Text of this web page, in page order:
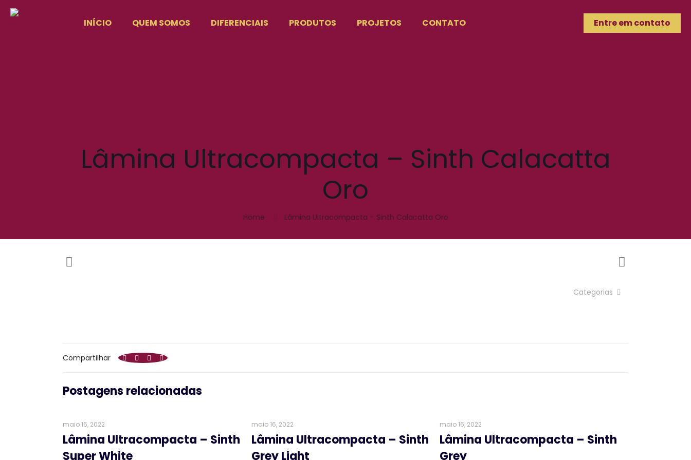
INÍCIO QUEM SOMOS DIFERENCIAIS PRODUTOS PROJETOS CONTATO Entre em contato
Lâmina Ultracompacta – Sinth Calacatta
Oro
Home Lâmina Ultracompacta – Sinth Calacatta Oro
Categorias
Compartilhar
Postagens relacionadas
maio 16, 2022
Lâmina Ultracompacta – Sinth
Super White
maio 16, 2022
Lâmina Ultracompacta – Sinth
Grey Light
maio 16, 2022
Lâmina Ultracompacta – Sinth
Grey